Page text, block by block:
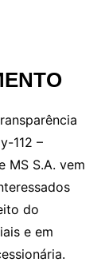
112 –
MS S.A. vem
do
e em